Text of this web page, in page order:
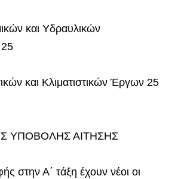
και Υδραυλικών
και Κλιματιστικών Έργων 25
ΥΠΟΒΟΛΗΣ ΑΙΤΗΣΗΣ
στην Α΄ τάξη έχουν νέοι οι